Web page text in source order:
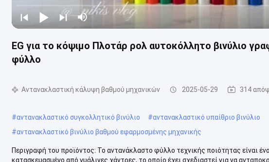
EG για το κόψιμο Πλοτάρ ρολ αυτοκόλλητο βινύλιο
φύλλο
Αντανακλαστική κάλυψη βαθμού μηχανικών 2025-05-29 314
#αντανακλαστικό συγκολλητικό βινύλιο #αντανακλαστικό υπαίθριο βινύλιο
#αντανακλαστικό βινύλιο βαθμού εφαρμοσμένης μηχανικής
Περιγραφή του προϊόντος: Το αντανάκλαστο φύλλο τεχνικής ποιότητας είναι
κατασκευασμένο από γυάλινες χάντρες, το οποίο έχει σχεδιαστεί για να